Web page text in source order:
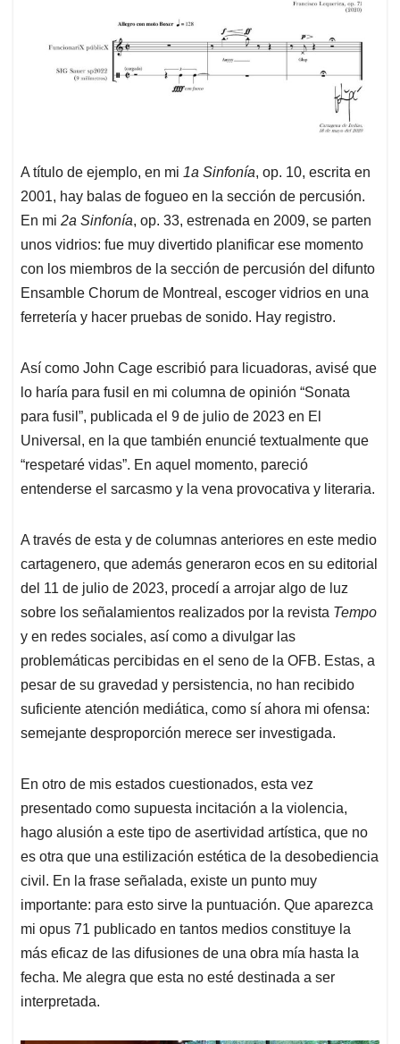
A título de ejemplo, en mi 1a Sinfonía, op. 10, escrita en
2001, hay balas de fogueo en la sección de percusión.
En mi 2a Sinfonía, op. 33, estrenada en 2009, se parten
unos vidrios: fue muy divertido planificar ese momento
con los miembros de la sección de percusión del difunto
Ensamble Chorum de Montreal, escoger vidrios en una
ferretería y hacer pruebas de sonido. Hay registro.
Así como John Cage escribió para licuadoras, avisé que
lo haría para fusil en mi columna de opinión “Sonata
para fusil”, publicada el 9 de julio de 2023 en El
Universal, en la que también enuncié textualmente que
“respetaré vidas”. En aquel momento, pareció
entenderse el sarcasmo y la vena provocativa y literaria.
A través de esta y de columnas anteriores en este medio
cartagenero, que además generaron ecos en su editorial
del 11 de julio de 2023, procedí a arrojar algo de luz
sobre los señalamientos realizados por la revista Tempo
y en redes sociales, así como a divulgar las
problemáticas percibidas en el seno de la OFB. Estas, a
pesar de su gravedad y persistencia, no han recibido
suficiente atención mediática, como sí ahora mi ofensa:
semejante desproporción merece ser investigada.
En otro de mis estados cuestionados, esta vez
presentado como supuesta incitación a la violencia,
hago alusión a este tipo de asertividad artística, que no
es otra que una estilización estética de la desobediencia
civil. En la frase señalada, existe un punto muy
importante: para esto sirve la puntuación. Que aparezca
mi opus 71 publicado en tantos medios constituye la
más eficaz de las difusiones de una obra mía hasta la
fecha. Me alegra que esta no esté destinada a ser
interpretada.